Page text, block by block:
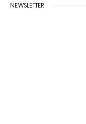
NEWSLETTER